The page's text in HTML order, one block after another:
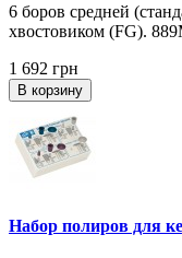
6 боров средней
хвостовиком (FG).
1 692 грн
В корзину
Набор полиров для